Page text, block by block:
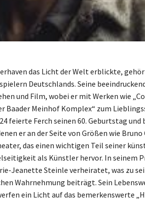
das Licht der Welt erblickte,
Deutschlands. Seine
und Film, wobei er mit Werken wie
Baader Meinhof Komplex“ zum
feierte Ferch seinen 60. Geburtstag
er an der Seite von Größen wie Bruno
das einen wichtigen Teil seiner
als Künstler hervor. In seinem
Jeanette Steinle verheiratet, was zu
Wahrnehmung beiträgt. Sein
ein Licht auf das bemerkenswerte